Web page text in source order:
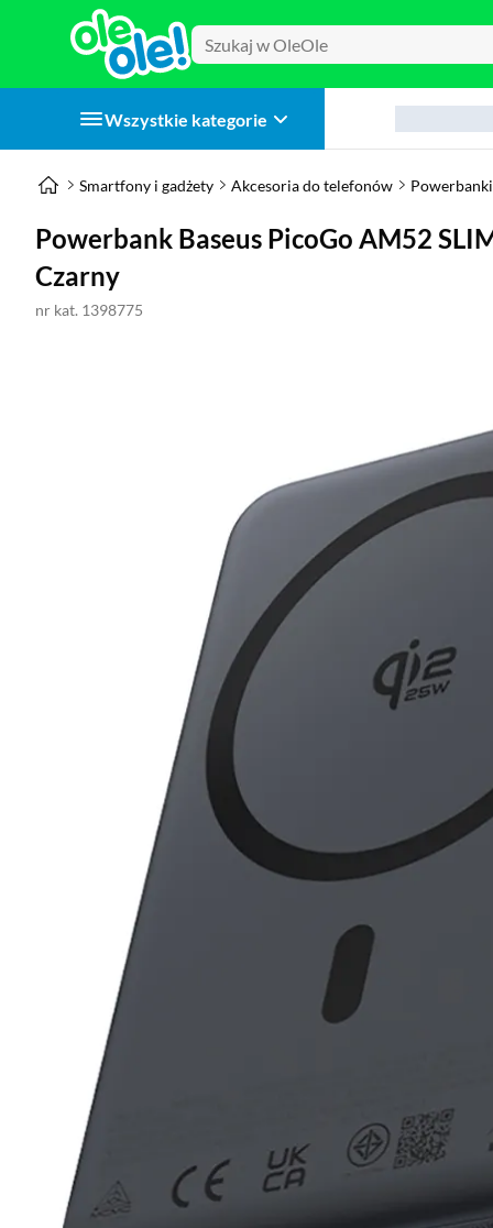
Wszystkie kategorie
Smartfony i gadżety Akcesoria do telefonów Powerbanki
Powerbank Baseus PicoGo AM52
Czarny
nr kat. 1398775